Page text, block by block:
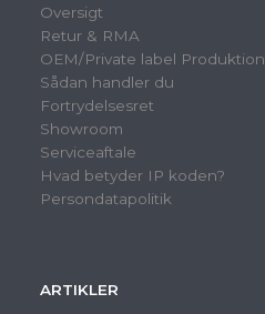
Oversigt
Retur & RMA
OEM/Private label Produktion
Sådan handler du
Fortrydelsesret
Showroom
Serviceaftale
Hvad betyder IP koden?
Persondatapolitik
ARTIKLER